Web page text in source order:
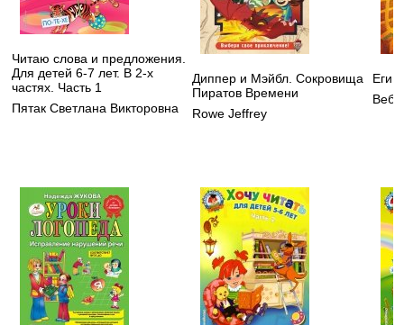
Читаю слова и предложения.
Для детей 6-7 лет. В 2-х
частях. Часть 1
Пятак Светлана Викторовна
Диппер и Мэйбл. Сокровища
Пиратов Времени
Rowe Jeffrey